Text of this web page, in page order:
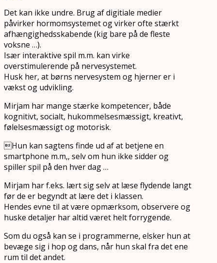
Det kan ikke undre. Brug af digitiale medier
påvirker hormomsystemet og virker ofte stærkt
afhængighedsskabende (kig bare på de fleste
voksne …).
Især interaktive spil m.m. kan virke
overstimulerende på nervesystemet.
Husk her, at børns nervesystem og hjerner er i
vækst og udvikling.
Mirjam har mange stærke kompetencer, både
kognitivt, socialt, hukommelsesmæssigt, kreativt,
følelsesmæssigt og motorisk.
Hun kan sagtens finde ud af at betjene en
smartphone m.m,, selv om hun ikke sidder og
spiller spil på den hver dag …
Mirjam har f.eks. lært sig selv at læse flydende langt
før de er begyndt at lære det i klassen.
Hendes evne til at være opmærksom, observere og
huske detaljer har altid været helt forrygende.
Som du også kan se i programmerne, elsker hun at
bevæge sig i hop og dans, når hun skal fra det ene
rum til det andet.